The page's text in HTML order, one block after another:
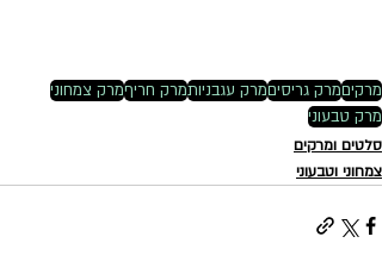
מרקיםמרק גריסיםמרק עגבניותמרק חריףמרק צמחוני
מרק טבעוני
סלטים ומרקים
צמחוני וטבעוני